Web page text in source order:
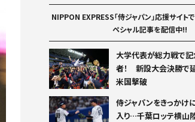
NIPPON EXPRESS「侍ジャパン」応援サイ
ペシャル記事を配信中!!
大学代表が総力戦で
者！ 新設大会決勝で
米国撃破
侍ジャパンをきっかけ
入り…千葉ロッテ横山